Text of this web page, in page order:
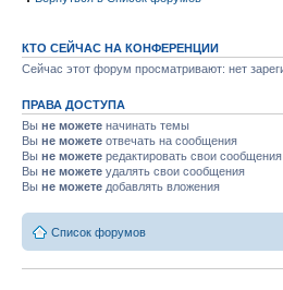
КТО СЕЙЧАС НА КОНФЕРЕНЦИИ
Сейчас этот форум просматривают: нет
ПРАВА ДОСТУПА
Вы не можете начинать темы
Вы не можете отвечать на сообщения
Вы не можете редактировать свои сообщения
Вы не можете удалять свои сообщения
Вы не можете добавлять вложения
Список форумов